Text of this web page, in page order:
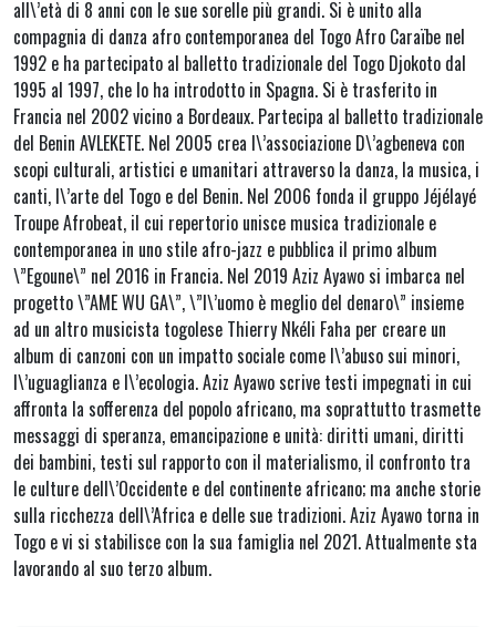
all\’età di 8 anni con le sue sorelle più grandi. Si è unito alla
compagnia di danza afro contemporanea del Togo Afro Caraïbe nel
1992 e ha partecipato al balletto tradizionale del Togo Djokoto dal
1995 al 1997, che lo ha introdotto in Spagna. Si è trasferito in
Francia nel 2002 vicino a Bordeaux. Partecipa al balletto tradizionale
del Benin AVLEKETE. Nel 2005 crea l\’associazione D\’agbeneva con
scopi culturali, artistici e umanitari attraverso la danza, la musica, i
canti, l\’arte del Togo e del Benin. Nel 2006 fonda il gruppo Jéjélayé
Troupe Afrobeat, il cui repertorio unisce musica tradizionale e
contemporanea in uno stile afro-jazz e pubblica il primo album
\”Egoune\” nel 2016 in Francia. Nel 2019 Aziz Ayawo si imbarca nel
progetto \”AME WU GA\”, \”l\’uomo è meglio del denaro\” insieme
ad un altro musicista togolese Thierry Nkéli Faha per creare un
album di canzoni con un impatto sociale come l\’abuso sui minori,
l\’uguaglianza e l\’ecologia. Aziz Ayawo scrive testi impegnati in cui
affronta la sofferenza del popolo africano, ma soprattutto trasmette
messaggi di speranza, emancipazione e unità: diritti umani, diritti
dei bambini, testi sul rapporto con il materialismo, il confronto tra
le culture dell\’Occidente e del continente africano; ma anche storie
sulla ricchezza dell\’Africa e delle sue tradizioni. Aziz Ayawo torna in
Togo e vi si stabilisce con la sua famiglia nel 2021. Attualmente sta
lavorando al suo terzo album.